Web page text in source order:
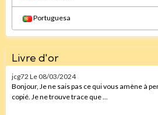
Portuguesa
Livre d'or
jcg72 Le 08/03/2024
Bonjour, Je ne sais pas ce qui vous amène à
copié. Je ne trouve trace que ...